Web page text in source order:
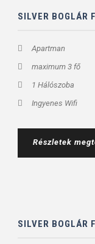
SILVER BOGLÁR
Apartman
maximum 3 fő
1 Hálószoba
Ingyenes Wifi
Részletek
SILVER BOGLÁR